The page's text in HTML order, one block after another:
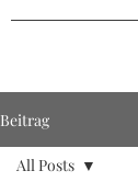
Beitrag
All Posts